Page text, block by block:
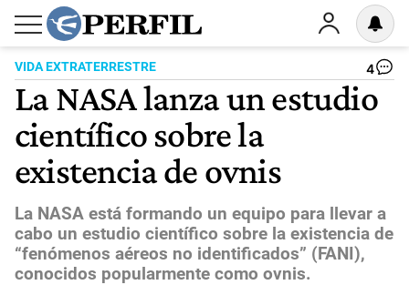
VIDA EXTRATERRESTRE 4
La NASA lanza un estudio
científico sobre la
existencia de ovnis
La NASA está formando un equipo para llevar a
cabo un estudio científico sobre la existencia de
“fenómenos aéreos no identificados” (FANI),
conocidos popularmente como ovnis.